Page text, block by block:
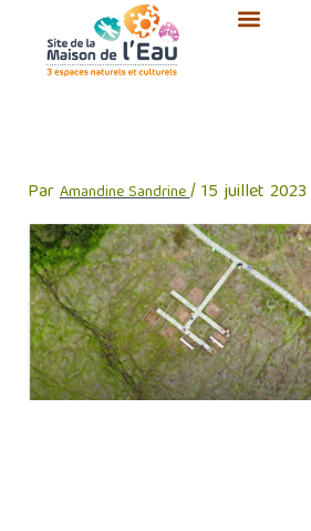
contenu
ParAmandine Sandrine/15 juillet 2023